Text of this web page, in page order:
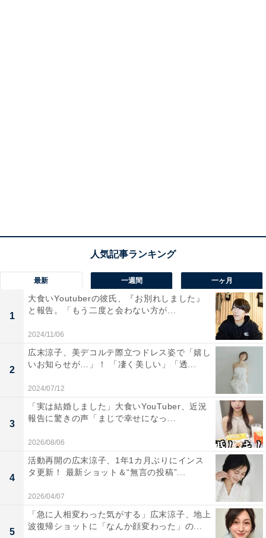
最新 一週間 一ヶ月
1
大食いYoutuberの彼氏、『お別れしました』
と報告。「もう二度と会わない方が...
2024/11/06
2
広末涼子、美デコルテ際立つドレス姿で「嬉し
いお知らせが…」！ 「凄く美しい」「透...
2024/07/12
3
「実は結婚しました」大食いYouTuber、近況
報告に驚きの声「まじで幸せになっ...
2026/08/06
4
活動再開の広末涼子、1年1カ月ぶりにインス
タ更新！ 最新ショット＆“無言の投稿”...
2026/04/07
5
「急に人相変わった気がする」広末涼子、地上
波復帰ショットに「なんか顔変わった」の...